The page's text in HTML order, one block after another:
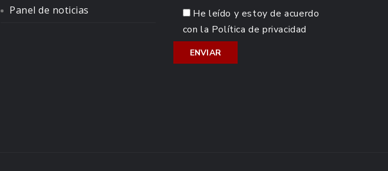
Panel de noticias
He leído y estoy de acuerdo
con la Política de privacidad